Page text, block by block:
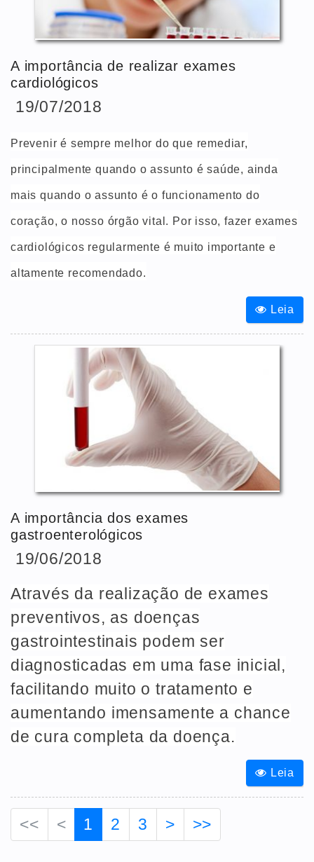
A importância de realizar exames
cardiológicos
19/07/2018
Prevenir é sempre melhor do que remediar,
principalmente quando o assunto é saúde, ainda
mais quando o assunto é o funcionamento do
coração, o nosso órgão vital. Por isso, fazer exames
cardiológicos regularmente é muito importante e
altamente recomendado.
Leia
A importância dos exames
gastroenterológicos
19/06/2018
Através da realização de exames
preventivos, as doenças
gastrointestinais podem ser
diagnosticadas em uma fase inicial,
facilitando muito o tratamento e
aumentando imensamente a chance
de cura completa da doença.
Leia
<< < 1 2 3 > >>